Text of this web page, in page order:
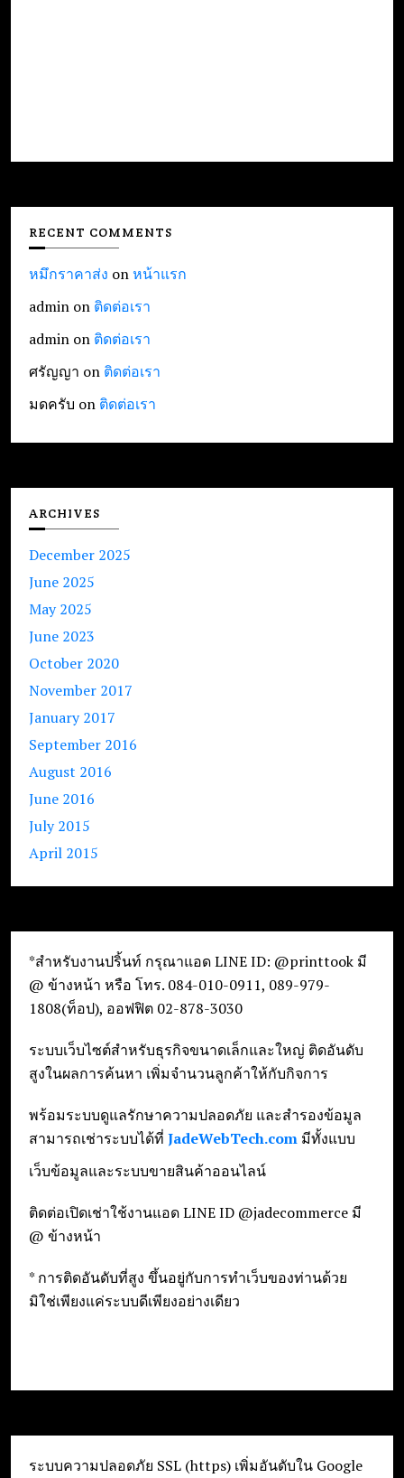
RECENT COMMENTS
หมึกราคาส่ง onหน้าแรก
admin on ติดต่อเรา
admin on ติดต่อเรา
ศรัญญา on ติดต่อเรา
มดครับ on ติดต่อเรา
ARCHIVES
December 2025
June 2025
May 2025
June 2023
October 2020
November 2017
January 2017
September 2016
August 2016
June 2016
July 2015
April 2015
*สำหรับงานปริ้นท์ กรุณาแอด LINE ID: @printtook มี
@ ข้างหน้า หรือ โทร. 084-010-0911, 089-979-
1808(ท็อป), ออฟฟิต 02-878-3030
ระบบเว็บไซต์สำหรับธุรกิจขนาดเล็กและใหญ่ ติดอันดับ
สูงในผลการค้นหา เพิ่มจำนวนลูกค้าให้กับกิจการ
พร้อมระบบดูแลรักษาความปลอดภัย และสำรองข้อมูล
สามารถเช่าระบบได้ที่ JadeWebTech.com มีทั้งแบบ
เว็บข้อมูลและระบบขายสินค้าออนไลน์
ติดต่อเปิดเช่าใช้งานแอด LINE ID @jadecommerce มี
@ ข้างหน้า
* การติดอันดับที่สูง ขึ้นอยู่กับการทำเว็บของท่านด้วย
มิใช่เพียงแค่ระบบดีเพียงอย่างเดียว
ระบบความปลอดภัย SSL (https) เพิ่มอันดับใน Google